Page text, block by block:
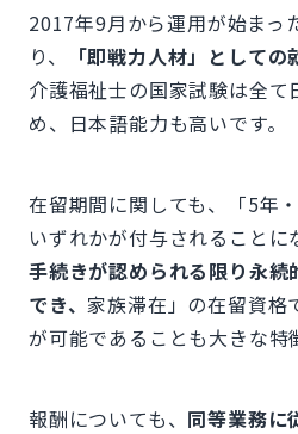
2017年9月から運用が始まっ
り、
「即戦力人材」として
介護福祉士の国家試験は全て
め、日本語能力も高いです。
在留期間に関しても、「5年
いずれかが付与されることに
手続きが認められる限り永
でき、家族滞在」の在留資格
が可能であることも大きな特
報酬についても、 同等業務に